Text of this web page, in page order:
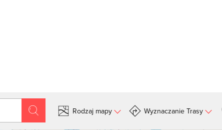
Szukaj
Rodzaj mapy Wyznaczanie Trasy